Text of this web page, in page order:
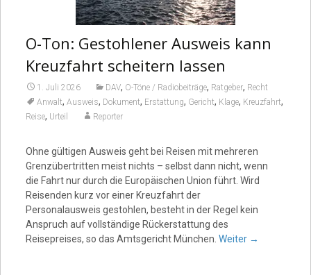
O-Ton: Gestohlener Ausweis kann
Kreuzfahrt scheitern lassen
1. Juli 2026 DAV, O-Töne / Radiobeiträge, Ratgeber, Recht
Anwalt, Ausweis, Dokument, Erstattung, Gericht, Klage, Kreuzfahrt,
Reise, Urteil Reporter
Ohne gültigen Ausweis geht bei Reisen mit mehreren
Grenzübertritten meist nichts – selbst dann nicht, wenn
die Fahrt nur durch die Europäischen Union führt. Wird
Reisenden kurz vor einer Kreuzfahrt der
Personalausweis gestohlen, besteht in der Regel kein
Anspruch auf vollständige Rückerstattung des
Reisepreises, so das Amtsgericht München. Weiter →